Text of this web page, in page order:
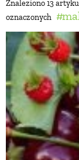
Znaleziono 13
oznaczonych